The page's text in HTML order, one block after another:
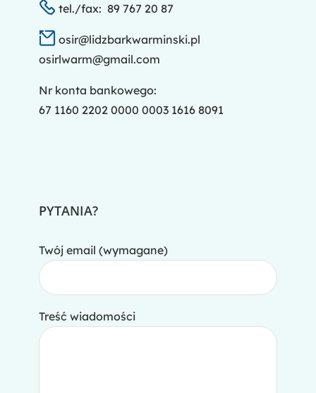
tel./fax: 89 767 20 87
osir@lidzbarkwarminski.pl
osirlwarm@gmail.com
Nr konta bankowego:
67 1160 2202 0000 0003 1616 8091
PYTANIA?
Twój email (wymagane)
Treść wiadomości